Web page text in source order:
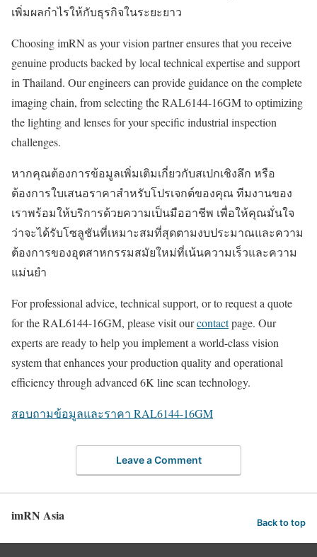
เพิ่มผลกำไรให้กับธุรกิจในระยะยาว
Choosing imRN as your vision partner ensures that you receive
genuine products backed by local technical expertise and support
in Thailand. Our engineers can provide guidance on the complete
imaging chain, from selecting the RAL6144-16GM to optimizing
the lighting and lenses for your specific industrial inspection
challenges.
หากคุณต้องการข้อมูลเพิ่มเติมเกี่ยวกับสเปกเชิงลึก หรือ
ต้องการใบเสนอราคาสำหรับโปรเจกต์ของคุณ ทีมงานของ
เราพร้อมให้บริการด้วยความเป็นมืออาชีพ เพื่อให้คุณมั่นใจ
ว่าจะได้รับโซลูชันที่เหมาะสมที่สุดตามงบประมาณและความ
ต้องการของอุตสาหกรรมสมัยใหม่ที่เน้นความเร็วและความ
แม่นยำ
For professional advice, technical support, or to request a quote
for the RAL6144-16GM, please visit ourcontactpage. Our
experts are ready to help you implement a world-class vision
system that enhances your production quality and operational
efficiency through advanced 6K line scan technology.
สอบถามข้อมูลและราคา RAL6144-16GM
Leave a Comment
imRN Asia Back to top